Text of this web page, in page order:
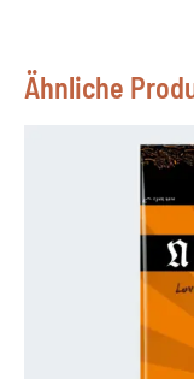
Ähnliche